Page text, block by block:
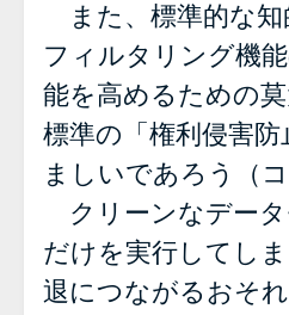
また、標準的な知
フィルタリング機
能を高めるための
標準の「権利侵害
ましいであろう（
クリーンなデータ
だけを実行してし
退につながるおそれ